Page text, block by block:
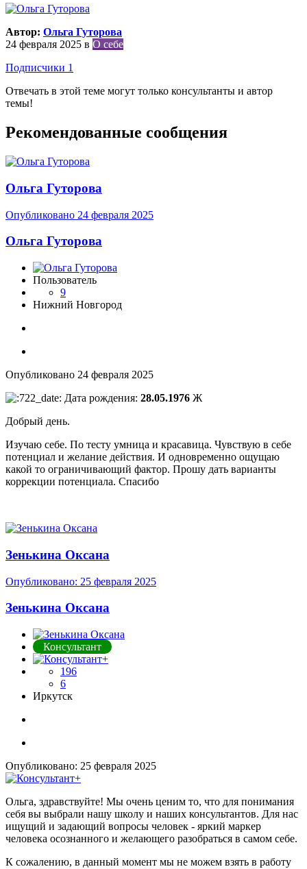
Автор: Ольга Гуторова
24 февраля 2025 в О себе
Подписчики 1
Отвечать в этой теме могут только консультанты и автор
темы!
Рекомендованные сообщения
Ольга Гуторова
Опубликовано 24 февраля 2025
Ольга Гуторова
Пользователь
9
Нижний Новгород
Опубликовано 24 февраля 2025
Дата рождения: 28.05.1976 Ж
Добрый день.
Изучаю себе. По тесту умница и красавица. Чувствую в себе
потенциал и желание действия. И одновременно ощущаю
какой то ограничивающий фактор. Прошу дать варианты
коррекции потенциала. Спасибо
Зенькина Оксана
Опубликовано: 25 февраля 2025
Зенькина Оксана
Консультант
196
6
Иркутск
Опубликовано: 25 февраля 2025
Ольга, здравствуйте! Мы очень ценим то, что для понимания
себя вы выбрали нашу школу и наших консультантов. Для нас
ищущий и задающий вопросы человек - яркий маркер
человека осознанного и желающего разобраться в самом себе.
К сожалению, в данный момент мы не можем взять в работу